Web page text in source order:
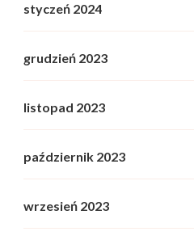
styczeń 2024
grudzień 2023
listopad 2023
październik 2023
wrzesień 2023